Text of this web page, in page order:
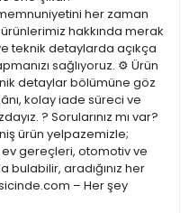
her zaman
hakkında merak
teknik detaylarda açıkça
sağlıyoruz. ⚙️ Ürün
detaylar bölümüne göz
kolay iade süreci ve
? Sorularınız mı var?
ürün yelpazemizle;
ev gereçleri, otomotiv ve
bulabilir, aradığınız her
– Her şey